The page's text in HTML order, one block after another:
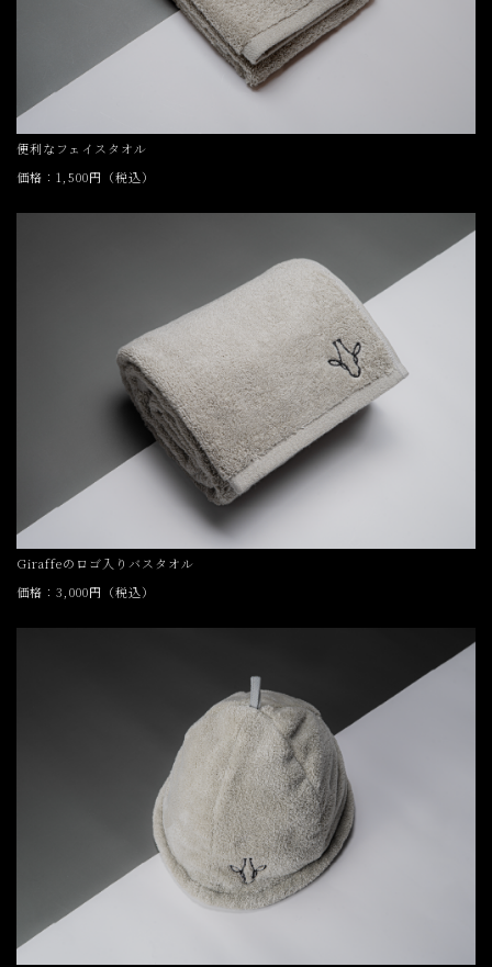
便利なフェイスタオル
価格：1,500円（税込）
Giraffeのロゴ入りバスタオル
価格：3,000円（税込）